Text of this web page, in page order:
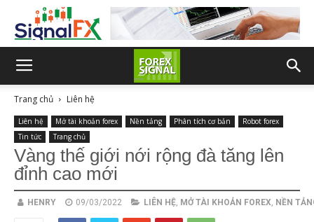
Trang chủ Liên hệ
Liên hệ Mở tài khoản forex Nền tảng Phân tích cơ bản
Robot forex
Tin tức
Trang chủ
Vàng thế giới nới rộng đà tăng lên
đỉnh cao mới
HENRY 09/03/2022 LIÊN HỆ, MỞ TÀI KHOẢN FOREX, NỀN